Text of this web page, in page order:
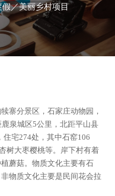
／美丽乡村项目
寨分景区，石家庄动物园，
泉城区5公里，北距平山县
宅274处，其中石窑106
树大枣樱桃等。岸下村有着
蘑菇。物质文化主要有石
物质文化主要是民间花会拉